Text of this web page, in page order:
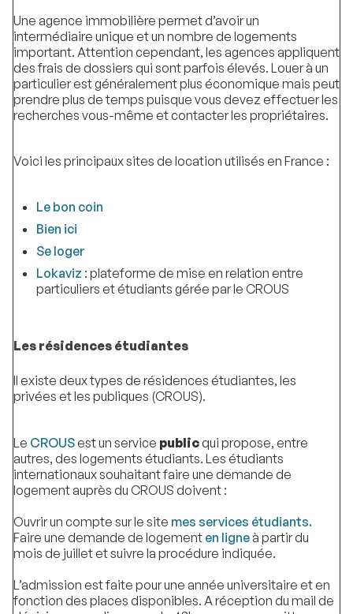
Une agence immobilière permet d’avoir un
intermédiaire unique et un nombre de logements
important. Attention cependant, les agences appliquent
des frais de dossiers qui sont parfois élevés. Louer à un
particulier est généralement plus économique mais peut
prendre plus de temps puisque vous devez effectuer les
recherches vous-même et contacter les propriétaires.
Voici les principaux sites de location utilisés en France :
Le bon coin
Bien ici
Se loger
Lokaviz : plateforme de mise en relation entre
particuliers et étudiants gérée par le CROUS
Les résidences étudiantes
Il existe deux types de résidences étudiantes, les
privées et les publiques (CROUS).
Le CROUSest un service publicqui propose, entre
autres, des logements étudiants. Les étudiants
internationaux souhaitant faire une demande de
logement auprès du CROUS doivent :
Ouvrir un compte sur le site mes services étudiants.
Faire une demande de logement en ligneà partir du
mois de juillet et suivre la procédure indiquée.
L’admission est faite pour une année universitaire et en
fonction des places disponibles. A réception du mail de